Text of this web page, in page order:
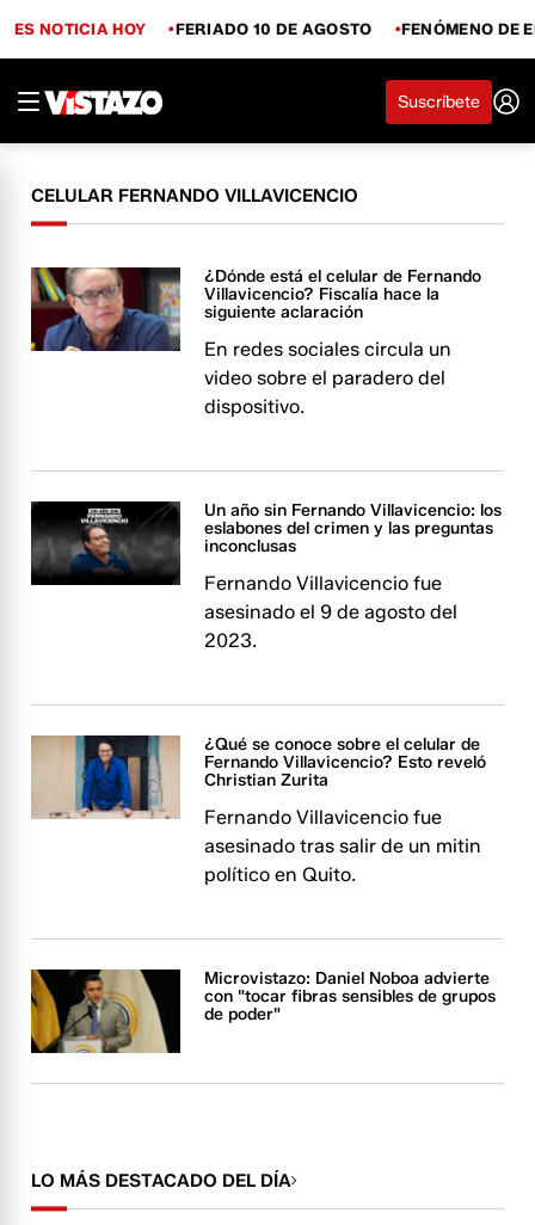
ES NOTICIA HOY FERIADO 10 DE AGOSTO FENÓMENO DE
Suscríbete
CELULAR FERNANDO VILLAVICENCIO
¿Dónde está el celular de Fernando
Villavicencio? Fiscalía hace la
siguiente aclaración
En redes sociales circula un
video sobre el paradero del
dispositivo.
Un año sin Fernando Villavicencio: los
eslabones del crimen y las preguntas
inconclusas
Fernando Villavicencio fue
asesinado el 9 de agosto del
2023.
¿Qué se conoce sobre el celular de
Fernando Villavicencio? Esto reveló
Christian Zurita
Fernando Villavicencio fue
asesinado tras salir de un mitin
político en Quito.
Microvistazo: Daniel Noboa advierte
con "tocar fibras sensibles de grupos
de poder"
LO MÁS DESTACADO DEL DÍA